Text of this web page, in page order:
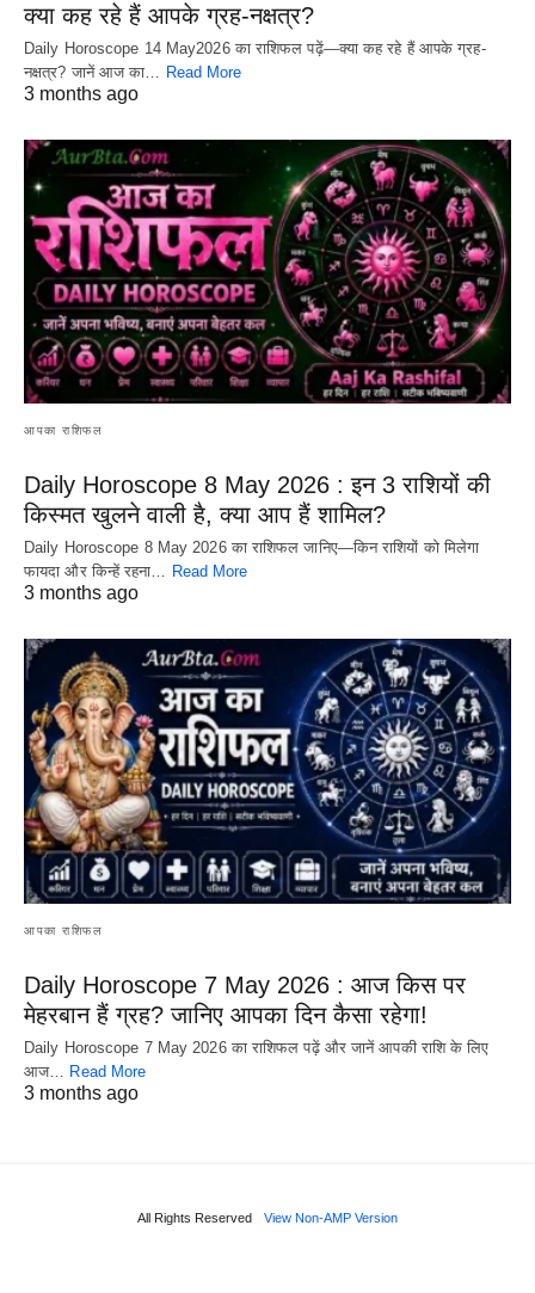
क्या कह रहे हैं आपके ग्रह-नक्षत्र?
Daily Horoscope 14 May2026 का राशिफल पढ़ें—क्या कह रहे हैं आपके ग्रह-
नक्षत्र? जानें आज का… Read More
3 months ago
आपका राशिफल
Daily Horoscope 8 May 2026 : इन 3 राशियों की
किस्मत खुलने वाली है, क्या आप हैं शामिल?
Daily Horoscope 8 May 2026 का राशिफल जानिए—किन राशियों को मिलेगा
फायदा और किन्हें रहना… Read More
3 months ago
आपका राशिफल
Daily Horoscope 7 May 2026 : आज किस पर
मेहरबान हैं ग्रह? जानिए आपका दिन कैसा रहेगा!
Daily Horoscope 7 May 2026 का राशिफल पढ़ें और जानें आपकी राशि के लिए
आज…
Read More
3 months ago
All Rights Reserved View Non-AMP Version